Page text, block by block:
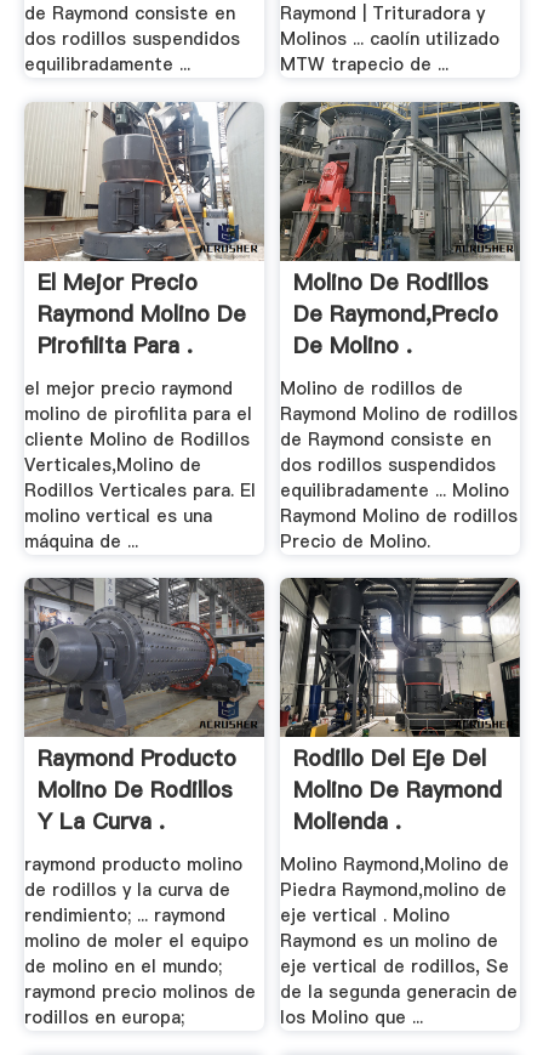
de Raymond consiste en
dos rodillos suspendidos
equilibradamente ...
Raymond | Trituradora y
Molinos ... caolín utilizado
MTW trapecio de ...
El Mejor Precio
Raymond Molino De
Pirofilita Para .
el mejor precio raymond
molino de pirofilita para el
cliente Molino de Rodillos
Verticales,Molino de
Rodillos Verticales para. El
molino vertical es una
máquina de ...
Molino De Rodillos
De Raymond,Precio
De Molino .
Molino de rodillos de
Raymond Molino de rodillos
de Raymond consiste en
dos rodillos suspendidos
equilibradamente ... Molino
Raymond Molino de rodillos
Precio de Molino.
Raymond Producto
Molino De Rodillos
Y La Curva .
raymond producto molino
de rodillos y la curva de
rendimiento; ... raymond
molino de moler el equipo
de molino en el mundo;
raymond precio molinos de
rodillos en europa;
Rodillo Del Eje Del
Molino De Raymond
Molienda .
Molino Raymond,Molino de
Piedra Raymond,molino de
eje vertical . Molino
Raymond es un molino de
eje vertical de rodillos, Se
de la segunda generacin de
los Molino que ...